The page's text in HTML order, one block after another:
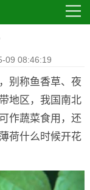
09 08:46:19
别称鱼香草、夜
地区，我国南北
作蔬菜食用，还
荷什么时候开花